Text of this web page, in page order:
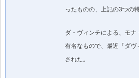
ったものの、上記の3つの
ダ・ヴィンチによる、モ
有名なもので、最近「ダ
された。